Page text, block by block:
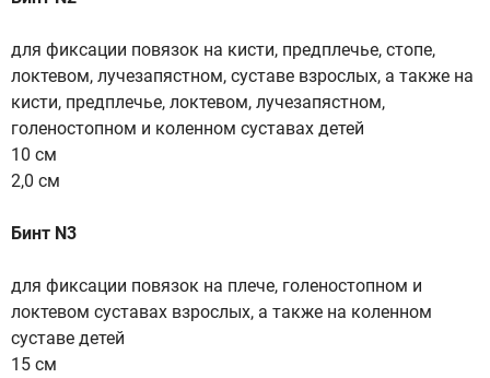
для фиксации повязок на кисти, предплечье, стопе,
локтевом, лучезапястном, суставе взрослых, а также на
кисти, предплечье, локтевом, лучезапястном,
голеностопном и коленном суставах детей
10 см
2,0 см
Бинт N3
для фиксации повязок на плече, голеностопном и
локтевом суставах взрослых, а также на коленном
суставе детей
15 см